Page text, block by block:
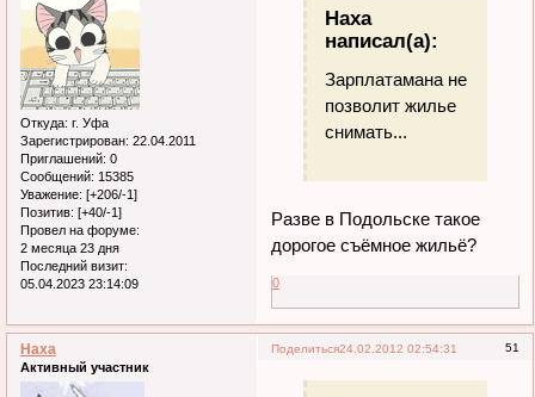
Откуда: г. Уфа
Зарегистрирован: 22.04.2011
Приглашений: 0
Сообщений: 15385
Уважение: [+206/-1]
Позитив: [+40/-1]
Провел на форуме:
2 месяца 23 дня
Последний визит:
05.04.2023 23:14:09
Наха
написал(а):
Зарплатамана не
позволит жилье
снимать...
Разве в Подольске такое
дорогое съёмное жильё?
0
Поделиться 51
24.02.2012 02:54:31
Наха
Активный участник